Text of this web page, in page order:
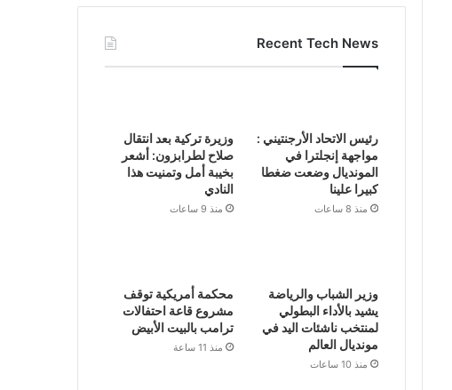
Recent Tech News
رئيس الاتحاد الأرجنتيني :
مواجهة إنجلترا في
المونديال وضعت ضغطا
كبيرا علينا
منذ 8 ساعات
وزيرة تركية بعد انتقال
صلاح لطرابزون: أشعر
بخيبة أمل وتمنيت هذا
النادي
منذ 9 ساعات
وزير الشباب والرياضة
يشيد بالأداء البطولي
لمنتخب ناشئات اليد في
مونديال العالم
منذ 10 ساعات
محكمة أمريكية توقف
مشروع قاعة احتفالات
ترامب بالبيت الأبيض
منذ 11 ساعة